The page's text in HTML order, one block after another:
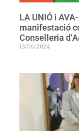
LA UNIÓ i
manifestació
Conselleria
13/06/2024